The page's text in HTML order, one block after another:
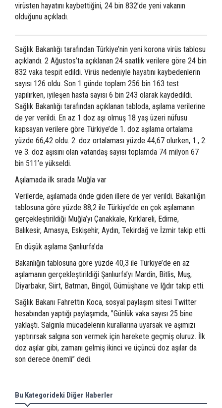
virüsten hayatını kaybettiğini, 24 bin 832’de yeni vakanın
olduğunu açıkladı.
Sağlık Bakanlığı tarafından Türkiye’nin yeni korona virüs tablosu
açıklandı. 2 Ağustos’ta açıklanan 24 saatlik verilere göre 24 bin
832 vaka tespit edildi. Virüs nedeniyle hayatını kaybedenlerin
sayısı 126 oldu. Son 1 günde toplam 256 bin 163 test
yapılırken, iyileşen hasta sayısı 6 bin 243 olarak kaydedildi.
Sağlık Bakanlığı tarafından açıklanan tabloda, aşılama verilerine
de yer verildi. En az 1 doz aşı olmuş 18 yaş üzeri nüfusu
kapsayan verilere göre Türkiye’de 1. doz aşılama ortalama
yüzde 66,42 oldu. 2. doz ortalaması yüzde 44,67 olurken, 1., 2.
ve 3. doz aşısını olan vatandaş sayısı toplamda 74 milyon 67
bin 511’e yükseldi.
Aşılamada ilk sırada Muğla var
Verilerde, aşılamada önde giden illere de yer verildi. Bakanlığın
tablosuna göre yüzde 88,2 ile Türkiye’de en çok aşılamanın
gerçekleştirildiği Muğla’yı Çanakkale, Kırklareli, Edirne,
Balıkesir, Amasya, Eskişehir, Aydın, Tekirdağ ve İzmir takip etti.
En düşük aşılama Şanlıurfa’da
Bakanlığın tablosuna göre yüzde 40,3 ile Türkiye’de en az
aşılamanın gerçekleştirildiği Şanlıurfa’yı Mardin, Bitlis, Muş,
Diyarbakır, Siirt, Batman, Bingöl, Gümüşhane ve Iğdır takip etti.
Sağlık Bakanı Fahrettin Koca, sosyal paylaşım sitesi Twitter
hesabından yaptığı paylaşımda, "Günlük vaka sayısı 25 bine
yaklaştı. Salgınla mücadelenin kurallarına uyarsak ve aşımızı
yaptırırsak salgına son vermek için harekete geçmiş oluruz. İlk
doz aşılar gibi, zamanı gelmiş ikinci ve üçüncü doz aşılar da
son derece önemli” dedi.
Bu Kategorideki Diğer Haberler